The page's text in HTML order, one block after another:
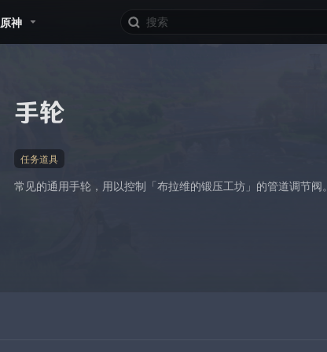
原神
手轮
任务道具
常见的通用手轮，用以控制「布拉维的锻压工坊」的管道调节阀。